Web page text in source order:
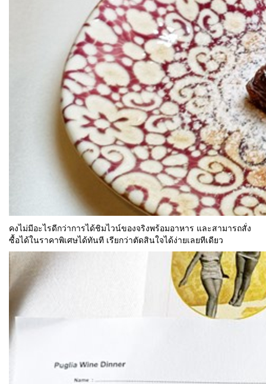
คงไม่มีอะไรดีกว่าการได้ชิมไวน์ของจริงพร้อมอาหาร และสามารถสั่ง
ซื้อได้ในราคาพิเศษได้ทันที เรียกว่าตัดสินใจได้ง่ายเลยทีเดียว